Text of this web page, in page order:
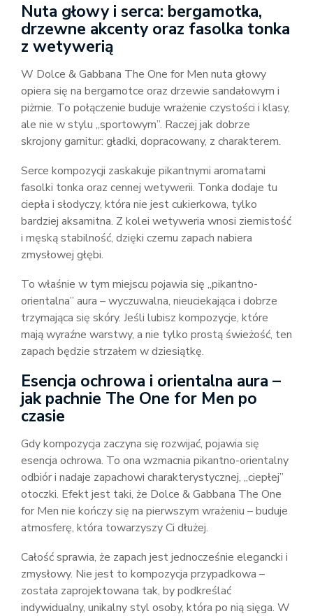
Nuta głowy i serca: bergamotka,
drzewne akcenty oraz fasolka tonka
z wetywerią
W Dolce & Gabbana The One for Men nuta głowy
opiera się na bergamotce oraz drzewie sandałowym i
piżmie. To połączenie buduje wrażenie czystości i klasy,
ale nie w stylu „sportowym”. Raczej jak dobrze
skrojony garnitur: gładki, dopracowany, z charakterem.
Serce kompozycji zaskakuje pikantnymi aromatami
fasolki tonka oraz cennej wetywerii. Tonka dodaje tu
ciepła i słodyczy, która nie jest cukierkowa, tylko
bardziej aksamitna. Z kolei wetyweria wnosi ziemistość
i męską stabilność, dzięki czemu zapach nabiera
zmysłowej głębi.
To właśnie w tym miejscu pojawia się „pikantno-
orientalna” aura – wyczuwalna, nieuciekająca i dobrze
trzymająca się skóry. Jeśli lubisz kompozycje, które
mają wyraźne warstwy, a nie tylko prostą świeżość, ten
zapach będzie strzałem w dziesiątkę.
Esencja ochrowa i orientalna aura –
jak pachnie The One for Men po
czasie
Gdy kompozycja zaczyna się rozwijać, pojawia się
esencja ochrowa. To ona wzmacnia pikantno-orientalny
odbiór i nadaje zapachowi charakterystycznej, „ciepłej”
otoczki. Efekt jest taki, że Dolce & Gabbana The One
for Men nie kończy się na pierwszym wrażeniu – buduje
atmosferę, która towarzyszy Ci dłużej.
Całość sprawia, że zapach jest jednocześnie elegancki i
zmysłowy. Nie jest to kompozycja przypadkowa –
została zaprojektowana tak, by podkreślać
indywidualny, unikalny styl osoby, która po nią sięga. W